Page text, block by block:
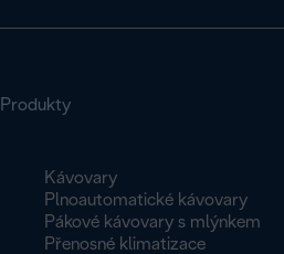
Produkty
Kávovary
Plnoautomatické kávovary
Pákové kávovary s mlýnkem
Přenosné klimatizace